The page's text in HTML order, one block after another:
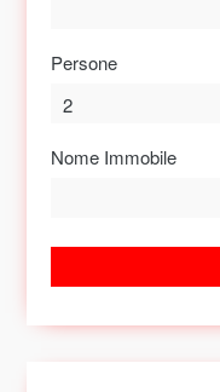
Persone
Nome Immobile